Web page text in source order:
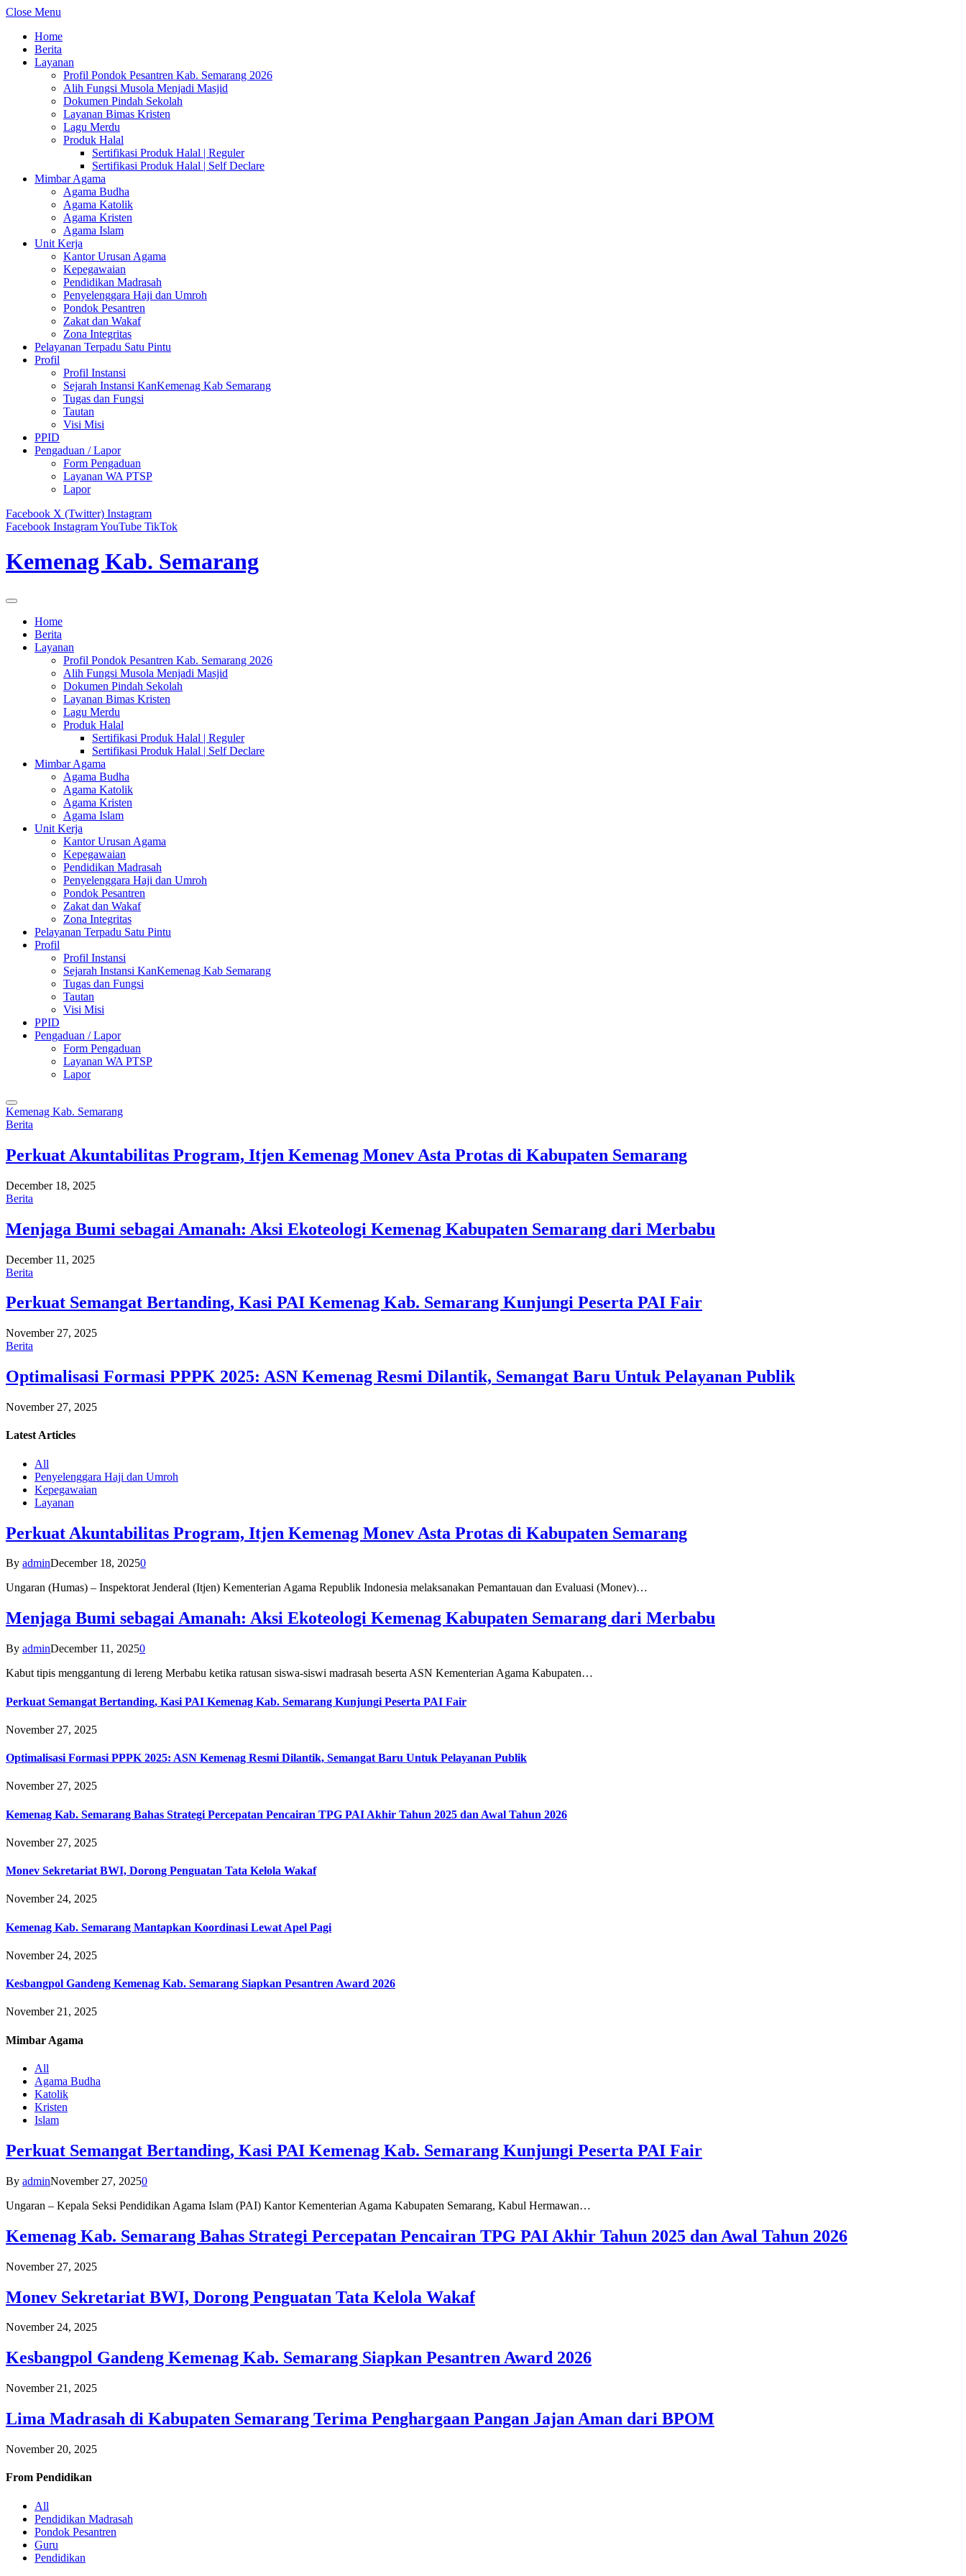
Close Menu
Home
Berita
Layanan
Profil Pondok Pesantren Kab. Semarang 2026
Alih Fungsi Musola Menjadi Masjid
Dokumen Pindah Sekolah
Layanan Bimas Kristen
Lagu Merdu
Produk Halal
Sertifikasi Produk Halal | Reguler
Sertifikasi Produk Halal | Self Declare
Mimbar Agama
Agama Budha
Agama Katolik
Agama Kristen
Agama Islam
Unit Kerja
Kantor Urusan Agama
Kepegawaian
Pendidikan Madrasah
Penyelenggara Haji dan Umroh
Pondok Pesantren
Zakat dan Wakaf
Zona Integritas
Pelayanan Terpadu Satu Pintu
Profil
Profil Instansi
Sejarah Instansi KanKemenag Kab Semarang
Tugas dan Fungsi
Tautan
Visi Misi
PPID
Pengaduan / Lapor
Form Pengaduan
Layanan WA PTSP
Lapor
Facebook X (Twitter) Instagram
Facebook InstagramYouTube TikTok
Kemenag Kab. Semarang
Home
Berita
Layanan
Profil Pondok Pesantren Kab. Semarang 2026
Alih Fungsi Musola Menjadi Masjid
Dokumen Pindah Sekolah
Layanan Bimas Kristen
Lagu Merdu
Produk Halal
Sertifikasi Produk Halal | Reguler
Sertifikasi Produk Halal | Self Declare
Mimbar Agama
Agama Budha
Agama Katolik
Agama Kristen
Agama Islam
Unit Kerja
Kantor Urusan Agama
Kepegawaian
Pendidikan Madrasah
Penyelenggara Haji dan Umroh
Pondok Pesantren
Zakat dan Wakaf
Zona Integritas
Pelayanan Terpadu Satu Pintu
Profil
Profil Instansi
Sejarah Instansi KanKemenag Kab Semarang
Tugas dan Fungsi
Tautan
Visi Misi
PPID
Pengaduan / Lapor
Form Pengaduan
Layanan WA PTSP
Lapor
Kemenag Kab. Semarang
Berita
Perkuat Akuntabilitas Program, Itjen Kemenag Monev Asta Protas di Kabupaten Semarang
December 18, 2025
Berita
Menjaga Bumi sebagai Amanah: Aksi Ekoteologi Kemenag Kabupaten Semarang dari Merbabu
December 11, 2025
Berita
Perkuat Semangat Bertanding, Kasi PAI Kemenag Kab. Semarang Kunjungi Peserta PAI Fair
November 27, 2025
Berita
Optimalisasi Formasi PPPK 2025: ASN Kemenag Resmi Dilantik, Semangat Baru Untuk Pelayanan Publik
November 27, 2025
Latest Articles
All
Penyelenggara Haji dan Umroh
Kepegawaian
Layanan
Perkuat Akuntabilitas Program, Itjen Kemenag Monev Asta Protas di Kabupaten Semarang
By adminDecember 18, 20250
Ungaran (Humas) – Inspektorat Jenderal (Itjen) Kementerian Agama Republik Indonesia melaksanakan Pemantauan dan Evaluasi (Monev)…
Menjaga Bumi sebagai Amanah: Aksi Ekoteologi Kemenag Kabupaten Semarang dari Merbabu
By adminDecember 11, 20250
Kabut tipis menggantung di lereng Merbabu ketika ratusan siswa-siswi madrasah beserta ASN Kementerian Agama Kabupaten…
Perkuat Semangat Bertanding, Kasi PAI Kemenag Kab. Semarang Kunjungi Peserta PAI Fair
November 27, 2025
Optimalisasi Formasi PPPK 2025: ASN Kemenag Resmi Dilantik, Semangat Baru Untuk Pelayanan Publik
November 27, 2025
Kemenag Kab. Semarang Bahas Strategi Percepatan Pencairan TPG PAI Akhir Tahun 2025 dan Awal Tahun 2026
November 27, 2025
Monev Sekretariat BWI, Dorong Penguatan Tata Kelola Wakaf
November 24, 2025
Kemenag Kab. Semarang Mantapkan Koordinasi Lewat Apel Pagi
November 24, 2025
Kesbangpol Gandeng Kemenag Kab. Semarang Siapkan Pesantren Award 2026
November 21, 2025
Mimbar Agama
All
Agama Budha
Katolik
Kristen
Islam
Perkuat Semangat Bertanding, Kasi PAI Kemenag Kab. Semarang Kunjungi Peserta PAI Fair
By adminNovember 27, 20250
Ungaran – Kepala Seksi Pendidikan Agama Islam (PAI) Kantor Kementerian Agama Kabupaten Semarang, Kabul Hermawan…
Kemenag Kab. Semarang Bahas Strategi Percepatan Pencairan TPG PAI Akhir Tahun 2025 dan Awal Tahun 2026
November 27, 2025
Monev Sekretariat BWI, Dorong Penguatan Tata Kelola Wakaf
November 24, 2025
Kesbangpol Gandeng Kemenag Kab. Semarang Siapkan Pesantren Award 2026
November 21, 2025
Lima Madrasah di Kabupaten Semarang Terima Penghargaan Pangan Jajan Aman dari BPOM
November 20, 2025
From Pendidikan
All
Pendidikan Madrasah
Pondok Pesantren
Guru
Pendidikan